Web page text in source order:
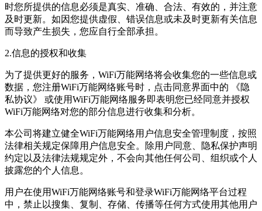
时您所提供的信息必须是真实、准确、合法、有效的，并注意
及时更新。如因您提供虚假、错误信息或未及时更新有关信息
而导致产生损失，您应自行全部承担。
2.信息的授权和收集
为了提供更好的服务，WiFi万能网络将会收集您的一些信息或
数据，您注册WiFi万能网络账号时，点击同意界面中的 《隐
私协议》 或使用WiFi万能网络服务即表明您已经同意并授权
WiFi万能网络对您的部分信息进行收集和分析。
本公司将建立健全WiFi万能网络用户信息安全管理制度，按照
法律相关规定保障用户信息安全。除用户同意、隐私保护声明
约定以及法律法规规定外，不会向其他任何公司、组织或个人
披露您的个人信息。
用户在使用WiFi万能网络账号和登录WiFi万能网络平台过程
中，禁止以搜集、复制、存储、传播等任何方式使用其他用户